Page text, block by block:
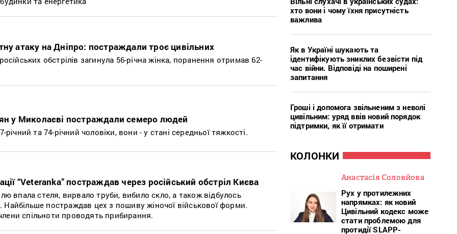
атаку на Дніпро: постраждали троє цивільних
обстрілів загинула 56-річна жінка, поранення отримав 62-
у Миколаєві постраждали семеро людей
річний та 74-річний чоловіки, вони - у стані середньої тяжкості.
“Veteranka” постраждав через російський обстріл Києва
впала стеля, вирвало труби, вибило скло, а також відбулось
постраждав цех з пошиву жіночої військової форми.
спільноти проводять прибирання.
хто вони і чому їхня присутність
важлива
Як в Україні шукають та
ідентифікують зниклих безвісти під
час війни. Відповіді на поширені
запитання
Гроші і допомога звільненим з неволі
цивільним: уряд ввів новий порядок
підтримки, як її отримати
КОЛОНКИ
Анастасія Соловйова
Рух у протилежних
напрямках: як новий
Цивільний кодекс може
стати проблемою для
протидії SLAPP-